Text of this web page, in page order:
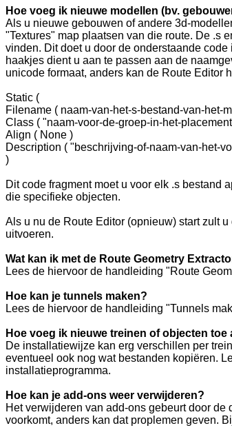
Hoe voeg ik nieuwe modellen (bv.
Als u nieuwe gebouwen of andere 3d-
"Textures" map plaatsen van die route. De .s
vinden. Dit doet u door de onderstaande
haakjes dient u aan te passen aan de
unicode formaat, anders kan de Route Editor
Static (
Filename ( naam-van-het-s-bestand-van-het-
Class ( "naam-voor-de-groep-in-het-
Align ( None )
Description ( "beschrijving-of-naam-van-het-
)
Dit code fragment moet u voor elk .s bestand
die specifieke objecten.
Als u nu de Route Editor (opnieuw) start zult
uitvoeren.
Wat kan ik met de Route Geometry
Lees de hiervoor de handleiding "Route
Hoe kan je tunnels maken?
Lees de hiervoor de handleiding "Tunnels
Hoe voeg ik nieuwe treinen of objecten toe
De installatiewijze kan erg verschillen per
eventueel ook nog wat bestanden kopiëren.
installatieprogramma.
Hoe kan je add-ons weer verwijderen?
Het verwijderen van add-ons gebeurt door
voorkomt, anders kan dat proplemen geven.